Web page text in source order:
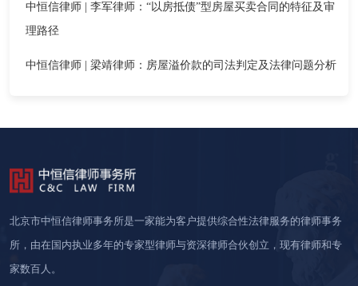
中恒信律师 | 李军律师：“以房抵债”型房屋买卖合同的特征及审
理路径
中恒信律师 | 梁靖律师：房屋溢价款的司法判定及法律问题分析
北京市中恒信律师事务所是一家能为客户提供综合性法律服务的律师事务
所，由在国内执业多年的专家型律师与资深律师合伙创立，现有律师和专
家数百人。